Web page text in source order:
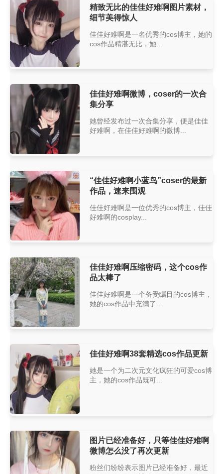
精致无比的佳佳好难啊图片素材，
细节美得惊人
佳佳好难啊是一名优秀的cos博主，她的
cos作品精湛无比，她...
佳佳好难啊微博，coser的一次合
集分享
她曾经发布过一次合集分享，便是佳佳
好难啊，在佳佳好难啊的微博...
“佳佳好难啊小蓝鸟”coser的最新
作品，速来围观
佳佳好难啊是一位优秀的cos博主，佳佳
好难啊的cosplay...
佳佳好难啊压缩密码，这个cos作
品太棒了
佳佳好难啊是一个备受瞩目的cos博主，
她的cos作品中充满了...
佳佳好难啊38套精选cos作品更新
她是一个为二次元文化疯狂的可爱cos博
主，她的cos作品既可...
图片已经准备好，只等佳佳好难啊
微博怎么没了再次更新
粉丝们纷纷表示图片已经准备好，最近